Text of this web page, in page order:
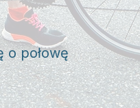
o połowę